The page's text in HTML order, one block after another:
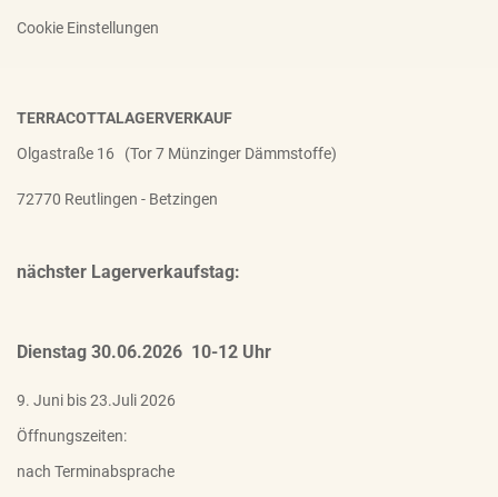
Cookie Einstellungen
TERRACOTTALAGERVERKAUF
Olgastraße 16 (Tor 7 Münzinger Dämmstoffe)
72770 Reutlingen - Betzingen
nächster Lagerverkaufstag:
Dienstag 30.06.2026 10-12 Uhr
9. Juni bis 23.Juli 2026
Öffnungszeiten:
nach Terminabsprache